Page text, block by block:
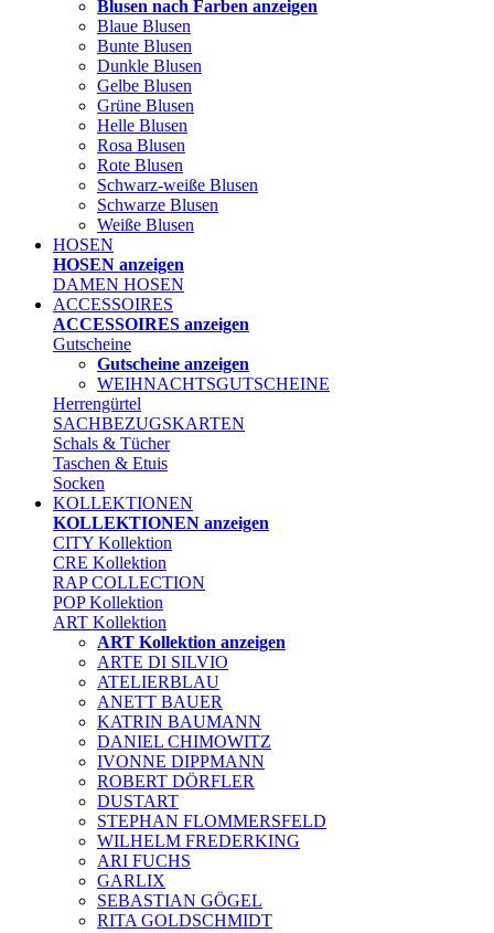
Blusen nach Farben anzeigen
Blaue Blusen
Bunte Blusen
Dunkle Blusen
Gelbe Blusen
Grüne Blusen
Helle Blusen
Rosa Blusen
Rote Blusen
Schwarz-weiße Blusen
Schwarze Blusen
Weiße Blusen
HOSEN
HOSEN anzeigen
DAMEN HOSEN
ACCESSOIRES
ACCESSOIRES anzeigen
Gutscheine
Gutscheine anzeigen
WEIHNACHTSGUTSCHEINE
Herrengürtel
SACHBEZUGSKARTEN
Schals & Tücher
Taschen & Etuis
Socken
KOLLEKTIONEN
KOLLEKTIONEN anzeigen
CITY Kollektion
CRE Kollektion
RAP COLLECTION
POP Kollektion
ART Kollektion
ART Kollektion anzeigen
ARTE DI SILVIO
ATELIERBLAU
ANETT BAUER
KATRIN BAUMANN
DANIEL CHIMOWITZ
IVONNE DIPPMANN
ROBERT DÖRFLER
DUSTART
STEPHAN FLOMMERSFELD
WILHELM FREDERKING
ARI FUCHS
GARLIX
SEBASTIAN GÖGEL
RITA GOLDSCHMIDT